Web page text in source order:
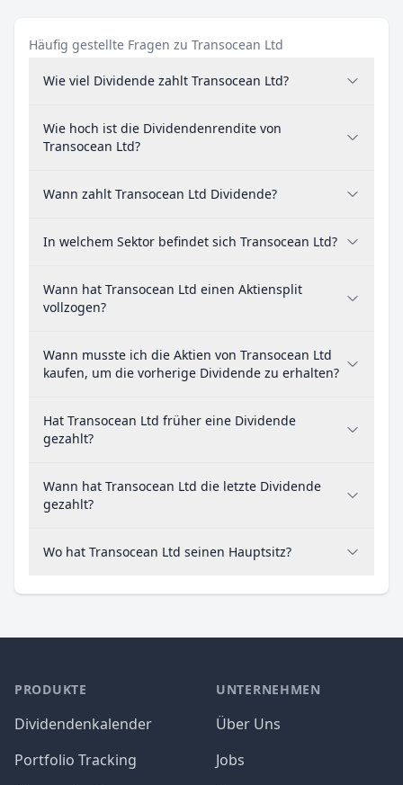
Häufig gestellte Fragen zu Transocean Ltd
Wie viel Dividende zahlt Transocean Ltd?
Wie hoch ist die Dividendenrendite von
Transocean Ltd?
Wann zahlt Transocean Ltd Dividende?
In welchem Sektor befindet sich Transocean Ltd?
Wann hat Transocean Ltd einen Aktiensplit
vollzogen?
Wann musste ich die Aktien von Transocean Ltd
kaufen, um die vorherige Dividende zu erhalten?
Hat Transocean Ltd früher eine Dividende
gezahlt?
Wann hat Transocean Ltd die letzte Dividende
gezahlt?
Wo hat Transocean Ltd seinen Hauptsitz?
PRODUKTE
Dividendenkalender
Portfolio Tracking
UNTERNEHMEN
Über Uns
Jobs